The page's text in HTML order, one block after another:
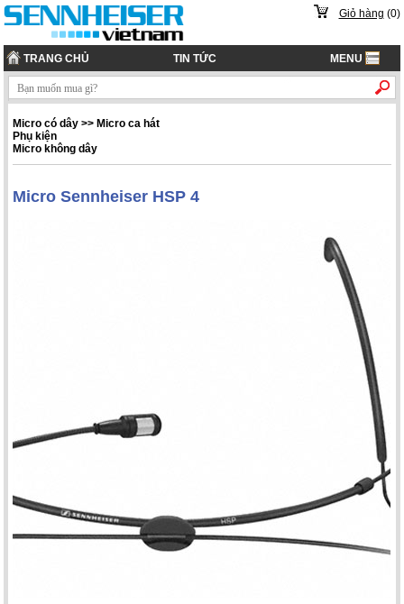
Giỏ hàng (0)
TRANG CHỦ TIN TỨC MENU
Micro có dây >> Micro ca hát
Phụ kiện
Micro không dây
Micro Sennheiser HSP 4